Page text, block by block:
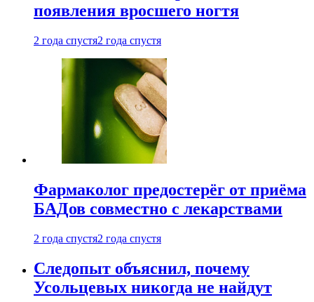
появления вросшего ногтя
2 года спустя2 года спустя
Фармаколог предостерёг от приёма
БАДов совместно с лекарствами
2 года спустя2 года спустя
Следопыт объяснил, почему
Усольцевых никогда не найдут